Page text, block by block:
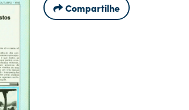
Compartilhe